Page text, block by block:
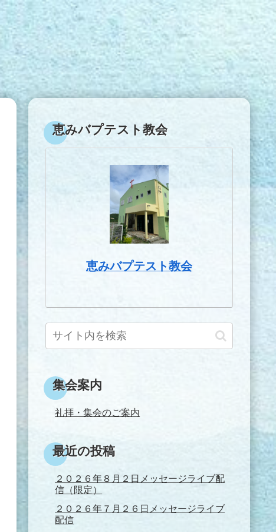
恵みバプテスト教会
恵みバプテスト教会
集会案内
礼拝・集会のご案内
最近の投稿
２０２６年８月２日メッセージライブ配
信（限定）
２０２６年７月２６日メッセージライブ
配信